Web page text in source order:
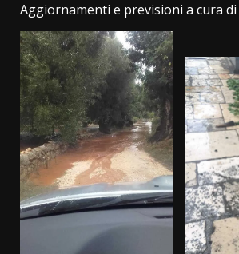
Aggiornamenti e previsioni a cura di